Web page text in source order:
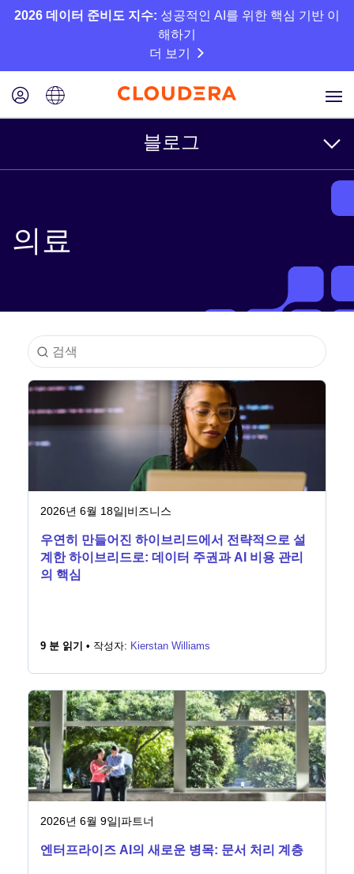
2026 데이터 준비도 지수: 성공적인 AI를 위한 핵심 기반 이
해하기
더 보기
블로그
비즈니스
산업
통신
기술
교육
뉴스룸
의료
2026년 6월 18일|비즈니스
우연히 만들어진 하이브리드에서 전략적으로 설
계한 하이브리드로: 데이터 주권과 AI 비용 관리
의 핵심
9 분 읽기 • 작성자: Kierstan Williams
2026년 6월 9일|파트너
엔터프라이즈 AI의 새로운 병목: 문서 처리 계층